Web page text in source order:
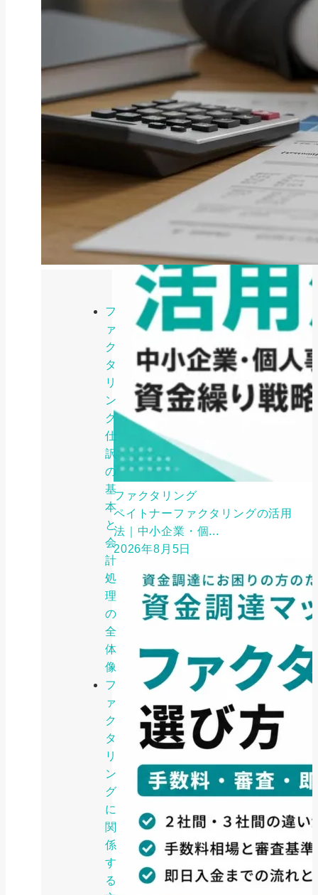
フ
ァ
ク
タ
リ
ン
グ
仕
訳
の
基
本
と
会
計
処
理
の
全
体
像
フ
ァ
ク
タ
リ
ン
グ
に
関
係
す
る
ファクタリング
ファクタリングとは？仕組み・メ
リット・注意点と...
2026年8月6日
ファクタリング
ペイトナーファクタリングの活用
法｜中小企業・個...
2026年8月5日